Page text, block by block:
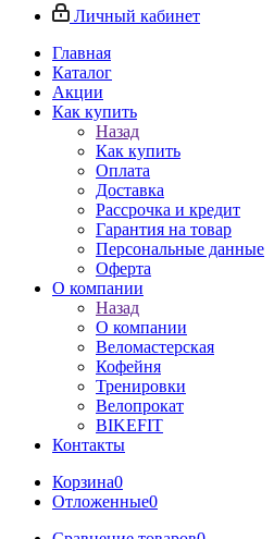
Личный кабинет
Главная
Каталог
Акции
Как купить
Назад
Как купить
Оплата
Доставка
Рассрочка и кредит
Гарантия на товар
Персональные данные
Оферта
О компании
Назад
О компании
Веломастерская
Кофейня
Тренировки
Велопрокат
BIKEFIT
Контакты
Корзина0
Отложенные0